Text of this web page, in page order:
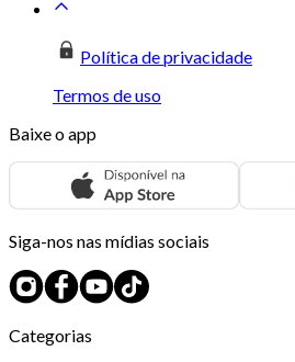
Política de privacidade
Termos de uso
Baixe o app
Siga-nos nas mídias sociais
Categorias